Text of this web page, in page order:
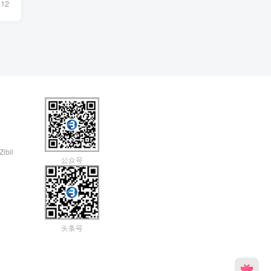
12
Zibll
公众号
头条号